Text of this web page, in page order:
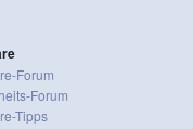
Forum
Forum
Tipps